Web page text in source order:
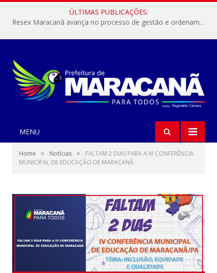
ÚLTIMAS PUBLICAÇÕES:
Resex Maracanã avança no processo de gestão e ordenamento do turismo em nossas áreas protegidas.
MENU
Home » Notícias »
FALTAM 2 DIAS PARA A IV CONFERÊNCIA
MUNICIPAL DE EDUCAÇÃO DE MARACANÃ